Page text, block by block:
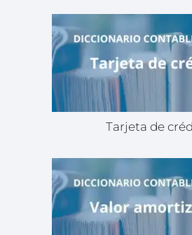
Tarjeta de